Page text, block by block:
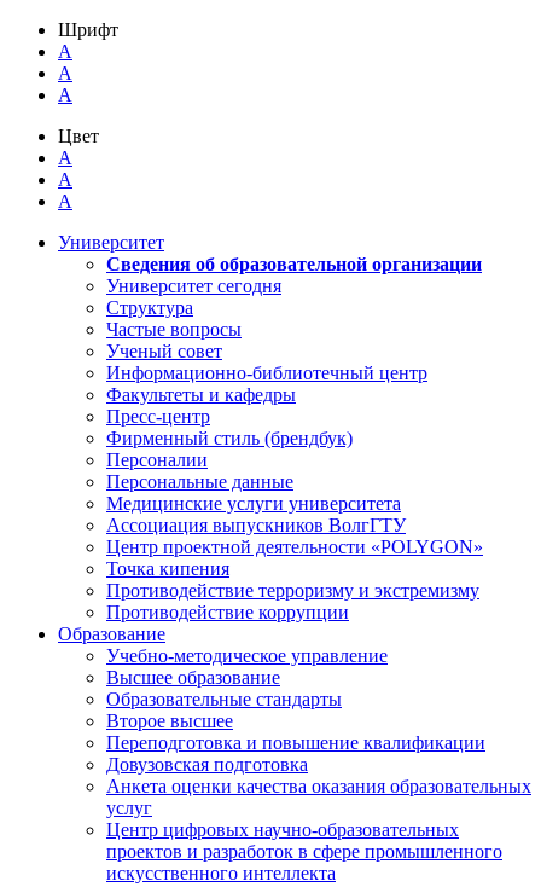
Шрифт
A
A
A
Цвет
A
A
A
Университет
Сведения об образовательной организации
Университет сегодня
Структура
Частые вопросы
Ученый совет
Информационно-библиотечный центр
Факультеты и кафедры
Пресс-центр
Фирменный стиль (брендбук)
Персоналии
Персональные данные
Медицинские услуги университета
Ассоциация выпускников ВолгГТУ
Центр проектной деятельности «POLYGON»
Точка кипения
Противодействие терроризму и экстремизму
Противодействие коррупции
Образование
Учебно-методическое управление
Высшее образование
Образовательные стандарты
Второе высшее
Переподготовка и повышение квалификации
Довузовская подготовка
Анкета оценки качества оказания образовательных
услуг
Центр цифровых научно-образовательных
проектов и разработок в сфере промышленного
искусственного интеллекта